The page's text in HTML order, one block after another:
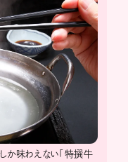
か味わえない「特撰牛